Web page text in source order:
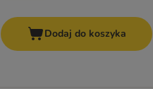
Dodaj do koszyka